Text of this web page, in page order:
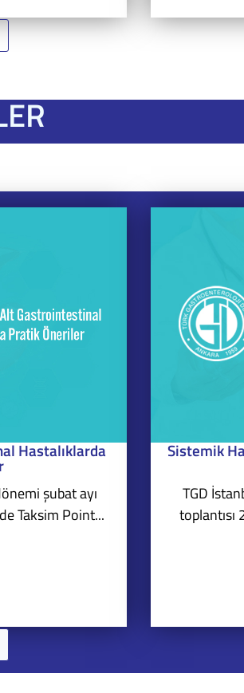
Hastalıklarda
şubat ayı
Taksim Point...
Sistemik
TGD